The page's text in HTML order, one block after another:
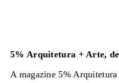
5% Arquitetura + Arte,
A magazine 5%